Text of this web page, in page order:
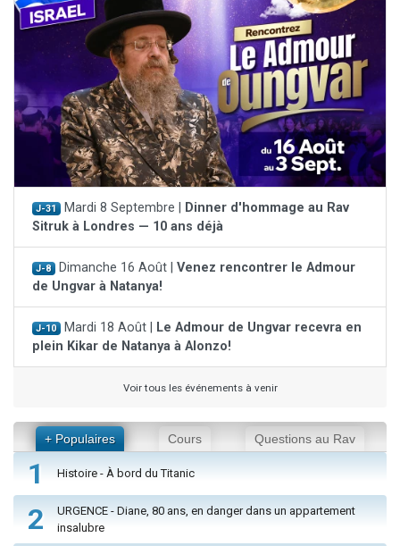
J-31 Mardi 8 Septembre |
Dinner d'hommage au Rav
Sitruk à Londres — 10 ans déjà
J-8 Dimanche 16 Août | Venez rencontrer le Admour
de Ungvar à Natanya!
J-10 Mardi 18 Août |
Le Admour de Ungvar recevra en
plein Kikar de Natanya à Alonzo!
Voir tous les événements à venir
+ Populaires Cours Questions au Rav
1 Histoire - À bord du Titanic
2
URGENCE - Diane, 80 ans, en danger dans un appartement
insalubre